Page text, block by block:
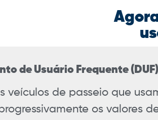
de Usuário Frequente (DUF)
veículos de passeio que
os valores